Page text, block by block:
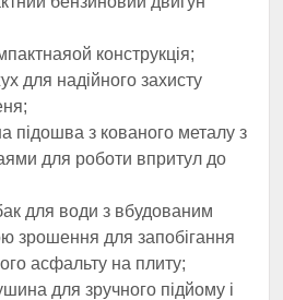
конструкція;
для надійного захисту
підошва з кованого металу з
для роботи впритул до
для води з вбудованим
зрошення для запобігання
асфальту на плиту;
для зручного підйому і